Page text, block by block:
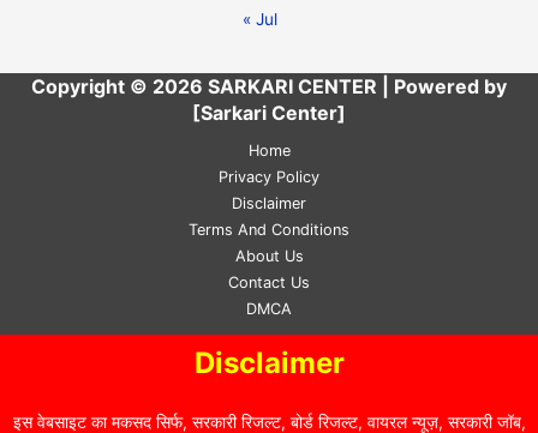
« Jul
Copyright © 2026 SARKARI CENTER | Powered by
[Sarkari Center]
Home
Privacy Policy
Disclaimer
Terms And Conditions
About Us
Contact Us
DMCA
Disclaimer
इस वेबसाइट का मकसद सिर्फ, सरकारी रिजल्ट, बोर्ड रिजल्ट, वायरल न्यूज़, सरकारी जॉब,